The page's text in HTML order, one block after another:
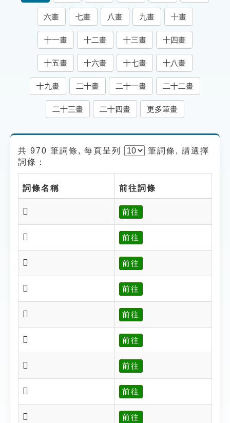
知識索引
單字索引
生命大百科索引
遊戲專區
貓頭鷹博士
六畫 七畫 八畫 九畫 十畫
十一畫 十二畫 十三畫 十四畫
十五畫 十六畫 十七畫 十八畫
十九畫 二十畫 二十一畫 二十二畫
二十三畫 二十四畫 更多筆畫
共 970 筆詞條, 每頁呈列 筆詞條, 請選擇
詞條：
詞條名稱 前往詞條
𠋶 前往
𠋷 前往
𠋸 前往
𠋹 前往
𠋺 前往
𠋻 前往
𠋼 前往
𠋽 前往
𠋾 前往